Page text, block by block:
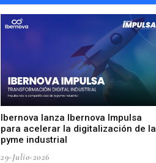
Ibernova lanza Ibernova Impulsa
para acelerar la digitalización de la
pyme industrial
29-Julio-2026